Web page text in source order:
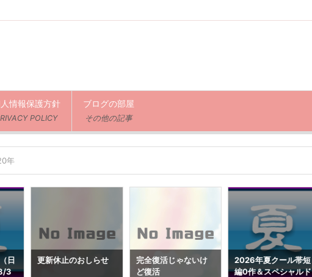
情報保護方針
POLICY
ブログの部屋
その他の記事
年
日
3
更新休止のおしらせ
完全復活じゃないけ
ど復活
2026年夏クール帯短
編0作＆スペシャルド